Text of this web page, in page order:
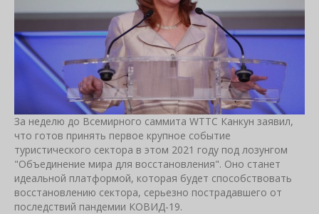
За неделю до Всемирного саммита WTTC Канкун заявил,
что готов принять первое крупное событие
туристического сектора в этом 2021 году под лозунгом
"Объединение мира для восстановления". Оно станет
идеальной платформой, которая будет способствовать
восстановлению сектора, серьезно пострадавшего от
последствий пандемии КОВИД-19.